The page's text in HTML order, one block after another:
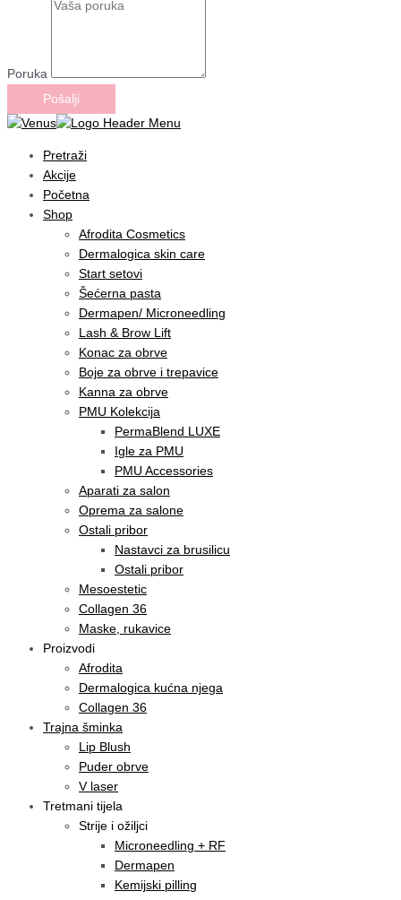
Poruka
Pošalji
Pretraži
Akcije
Početna
Shop
Afrodita Cosmetics
Dermalogica skin care
Start setovi
Šećerna pasta
Dermapen/ Microneedling
Lash & Brow Lift
Konac za obrve
Boje za obrve i trepavice
Kanna za obrve
PMU Kolekcija
PermaBlend LUXE
Igle za PMU
PMU Accessories
Aparati za salon
Oprema za salone
Ostali pribor
Nastavci za brusilicu
Ostali pribor
Mesoestetic
Collagen 36
Maske, rukavice
Proizvodi
Afrodita
Dermalogica kućna njega
Collagen 36
Trajna šminka
Lip Blush
Puder obrve
V laser
Tretmani tijela
Strije i ožiljci
Microneedling + RF
Dermapen
Kemijski pilling